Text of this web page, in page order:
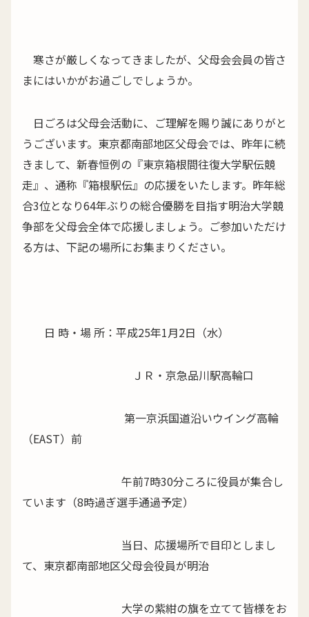
寒さが厳しくなってきましたが、父母会会員の皆さ
まにはいかがお過ごしでしょうか。
日ごろは父母会活動に、ご理解を賜り誠にありがと
うございます。東京都南部地区父母会では、昨年に続
きまして、新春恒例の『東京箱根間往復大学駅伝競
走』、通称『箱根駅伝』の応援をいたします。昨年総
合3位となり64年ぶりの総合優勝を目指す明治大学競
争部を父母会全体で応援しましょう。ご参加いただけ
る方は、下記の場所にお集まりください。
日 時・場 所：平成25年1月2日（水）
ＪＲ・京急品川駅高輪口
第一京浜国道沿いウイング高輪
（EAST）前
午前7時30分ころに役員が集合し
ています（8時過ぎ選手通過予定）
当日、応援場所で目印としまし
て、東京都南部地区父母会役員が明治
大学の紫紺の旗を立てて皆様をお